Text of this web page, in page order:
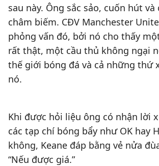
sau này. Ông sắc sảo, cuốn hút và
châm biếm. CĐV Manchester
phỏng vấn đó, bởi nó cho thấy
rất thật, một cầu thủ không ngại
thế giới bóng đá và cả những thứ
nó.
Khi được hỏi liệu ông có nhận lời
các tạp chí bóng bẩy như OK hay
không, Keane đáp bằng vẻ nửa
“Nếu được giá.”